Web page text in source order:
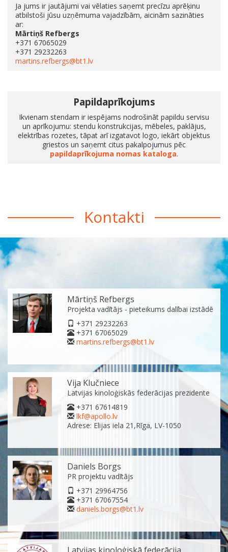
Ja jums ir jautājumi vai vēlaties saņemt precīzu aprēķinu
atbilstoši jūsu uzņēmuma vajadzībām, aicinām sazināties
ar:
Mārtiņš Refbergs
+371 67065029
+371 29232263
martins.refbergs@bt1.lv
Papildaprīkojums
Ikvienam stendam ir iespējams nodrošināt papildu servisu
un aprīkojumu: stendu konstrukcijas, mēbeles, paklājus,
elektrības rozetes, tāpat arī izgatavot logo, iekārt objektus
griestos un saņemt citus pakalpojumus pēc
papildaprīkojuma nomas kataloga.
Kontakti
Mārtiņš Refbergs
Projekta vadītājs - pieteikums dalībai izstādē
+371 29232263
+371 67065029
martins.refbergs@bt1.lv
Vija Klučniece
Latvijas kinoloģiskās federācijas prezidente
+371 67614819
lkf@apollo.lv
Adrese: Elijas iela 21,Rīga, LV-1050
Daniels Borgs
PR projektu vadītājs
+371 29964756
+371 67067554
daniels.borgs@bt1.lv